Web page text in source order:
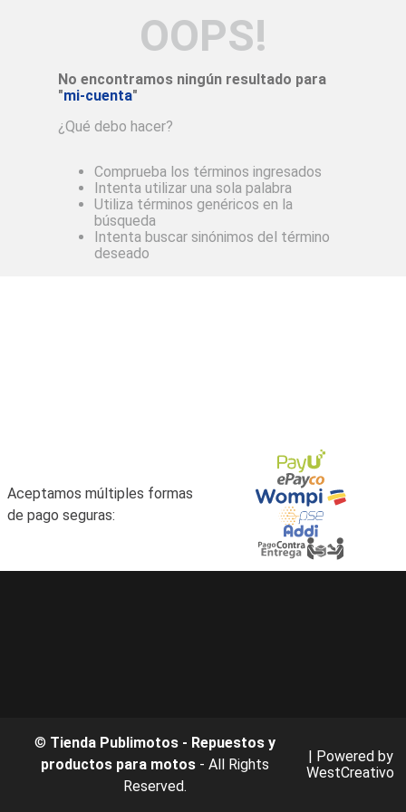
OOPS!
No encontramos ningún resultado para
"mi-cuenta"
¿Qué debo hacer?
Comprueba los términos ingresados
Intenta utilizar una sola palabra
Utiliza términos genéricos en la
búsqueda
Intenta buscar sinónimos del término
deseado
Aceptamos múltiples formas
de pago seguras:
© Tienda Publimotos - Repuestos y
productos para motos- All Rights
Reserved.
| Powered by
WestCreativo